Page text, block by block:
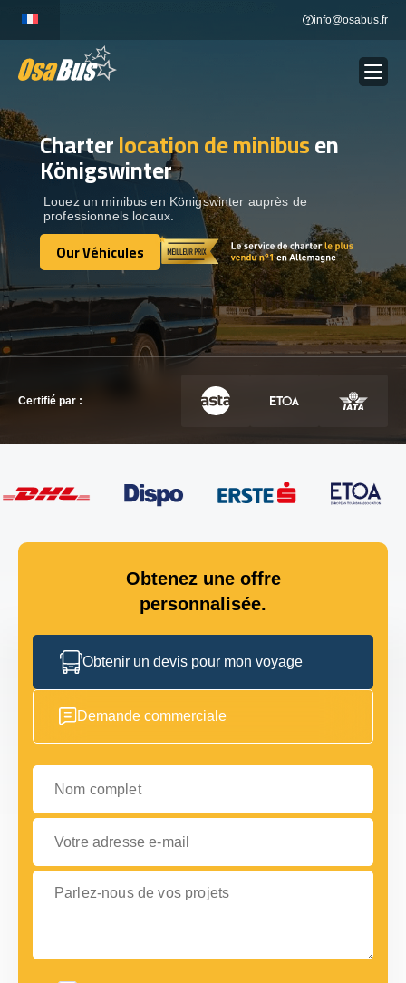
content
info@osabus.fr
LOCATION DE BUS Show dropdown
DESTINATIONS
OUR VÉHICULES
CONTACTEZ-NOUS
CONTACTEZ-NOUS
Charterlocation de minibusen
Königswinter
Louez un minibus en Königswinter auprès de
professionnels locaux.
Our Véhicules
Our Véhicules
Certifié par :
Obtenez une offre
personnalisée.
Obtenir un devis pour mon voyage
Demande commerciale
Nom complet
Votre adresse e-mail
Parlez-nous de vos projets